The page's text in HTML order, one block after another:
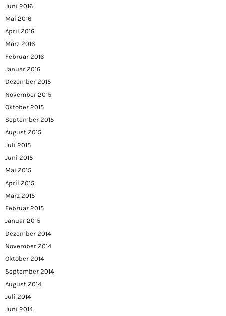
Juni 2016
Mai 2016
April 2016
März 2016
Februar 2016
Januar 2016
Dezember 2015
November 2015
Oktober 2015
September 2015
August 2015
Juli 2015
Juni 2015
Mai 2015
April 2015
März 2015
Februar 2015
Januar 2015
Dezember 2014
November 2014
Oktober 2014
September 2014
August 2014
Juli 2014
Juni 2014